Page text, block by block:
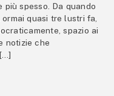
più spesso. Da quando
ormai quasi tre lustri fa,
spazio ai
notizie che